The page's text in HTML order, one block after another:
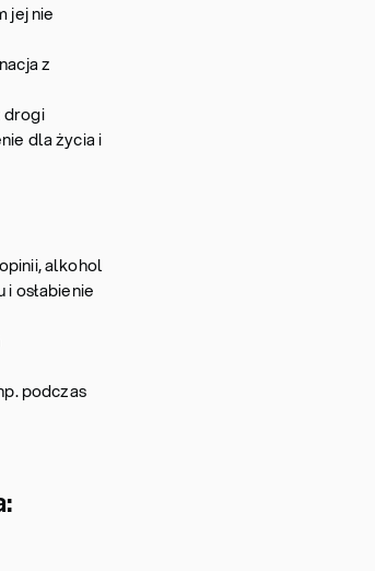
jej nie
z
drogi
dla życia i
alkohol
osłabienie
podczas